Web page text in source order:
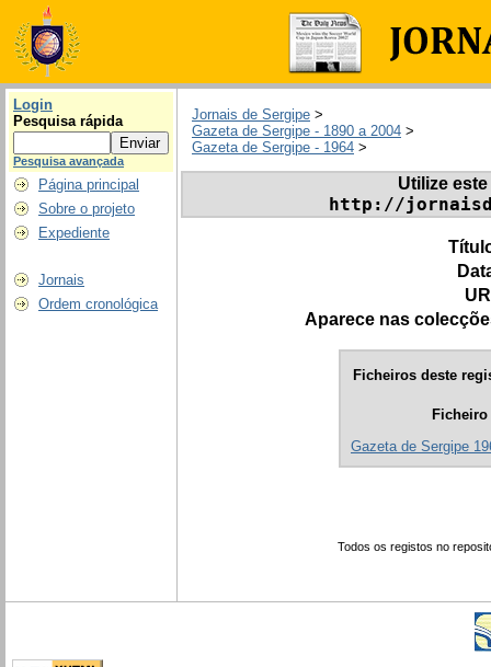
Login
Pesquisa rápida
Pesquisa avançada
Página principal
Sobre o projeto
Expediente
Jornais
Ordem cronológica
Jornais de Sergipe >
Gazeta de Sergipe - 1890 a 2004 >
Gazeta de Sergipe - 1964 >
Utilize
http://
Aparece nas
Ficheiros deste
Ficheiro
Gazeta de Sergipe
Todos os registos no